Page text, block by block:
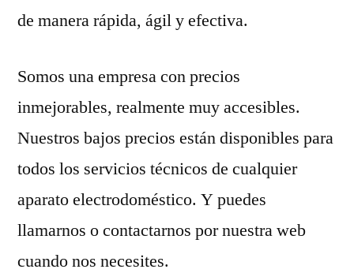
de manera rápida, ágil y efectiva.
Somos una empresa con precios
inmejorables, realmente muy accesibles.
Nuestros bajos precios están disponibles para
todos los servicios técnicos de cualquier
aparato electrodoméstico. Y puedes
llamarnos o contactarnos por nuestra web
cuando nos necesites.